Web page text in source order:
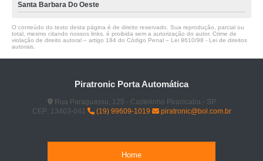
Santa Barbara Do Oeste
O conteúdo do texto desta página é de direito reservado. Sua reprodução, parcial ou
total, mesmo citando nossos links, é proibida sem a autorização do autor. Crime de
violação de direito autoral – artigo 184 do Código Penal – Lei 9610/98 - Lei de direitos
autorais
Piratronic Porta Automática
Rua Paraguassu, 125 - Castelinho Piracicaba - SP
CEP: 13403-041
(19) 99609-1019 piratronic@bol.com.br
Home